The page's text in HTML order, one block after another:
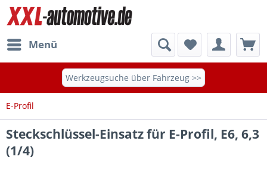
Menü
Werkzeugsuche über Fahrzeug >>
E-Profil
Steckschlüssel-Einsatz für E-Profil, E6, 6,3
(1/4)